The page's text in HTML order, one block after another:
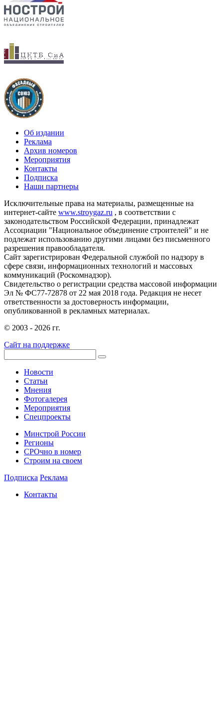
Об издании
Реклама
Архив номеров
Мероприятия
Контакты
Подписка
Наши партнеры
Исключительные права на материалы, размещенные на
интернет-сайте www.stroygaz.ru , в соответствии с
законодательством Российской Федерации, принадлежат
Ассоциации "Национальное объединение строителей" и не
подлежат использованию другими лицами без письменного
разрешения правообладателя.
Сайт зарегистрирован Федеральной службой по надзору в
сфере связи, информационных технологий и массовых
коммуникаций (Роскомнадзор).
Свидетельство о регистрации средства массовой информации
Эл № ФС77-72878 от 22 мая 2018 года. Редакция не несет
ответственности за достоверность информации,
опубликованной в рекламных материалах.
© 2003 - 2026 гг.
Сайт на поддержке
Новости
Статьи
Мнения
Фотогалерея
Мероприятия
Спецпроекты
Минстрой России
Регионы
СРОчно в номер
Строим на своем
Подписка Реклама
Контакты